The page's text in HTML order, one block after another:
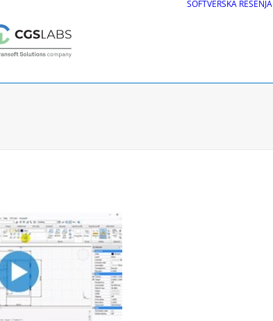
SOFTVERSKA REŠENJA
Autosign | Projektovanje saobraćajne signalizacije
Traffic Collection| Autopath, Autosign, Site design i BIM alati
Ferrovia| Projektovanje i održavanje železnica